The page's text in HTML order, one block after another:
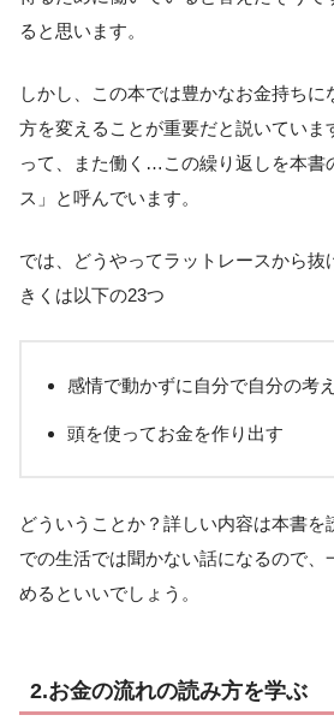
ると思います。
しかし、この本では豊かなお金持ちに
方を変えることが重要だと説いていま
って、また働く…この繰り返しを本書
ス」と呼んでいます。
では、どうやってラットレースから抜
きくは以下の23つ
感情で動かずに自分で自分の考
頭を使ってお金を作り出す
どういうことか？詳しい内容は本書を
での生活では聞かない話になるので、
めるといいでしょう。
2.お金の流れの読み方を学ぶ